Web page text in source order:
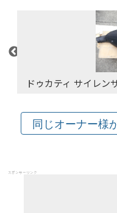
ステードゥカティ サイレン
スポンサーリンク